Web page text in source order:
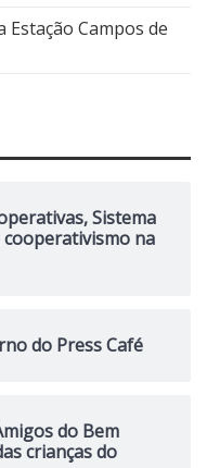
Estação Campos de
Sistema
na
do Press Café
do Bem
crianças do